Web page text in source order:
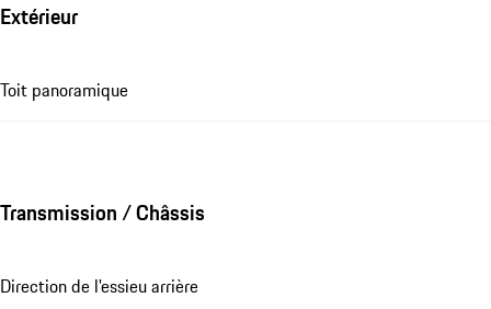
Extérieur
Toit panoramique
Transmission / Châssis
Direction de l'essieu arrière